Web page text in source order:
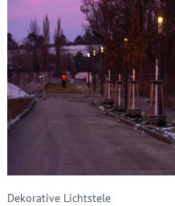
Dekorative Lichtstele